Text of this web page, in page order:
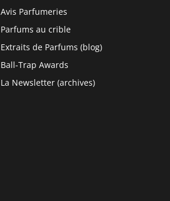
Avis Parfumeries
Parfums au crible
Extraits de Parfums (blog)
Ball-Trap Awards
La Newsletter (archives)